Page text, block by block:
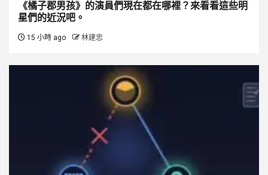
《橘子郡男孩》的演員們現在都在哪裡？來看看這些明
星們的近況吧。
15 小時 ago 林建忠